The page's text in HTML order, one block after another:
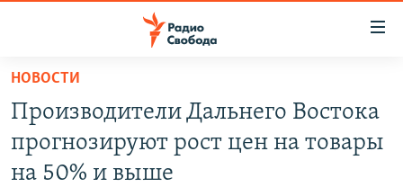
упрощенного
доступа
основному
ПОДКАСТЫ
АВТОРСКИЕ ПРОЕКТЫ
НОВОСТИ
Производители Дальнего Востока
прогнозируют рост цен на товары
на 50% и выше